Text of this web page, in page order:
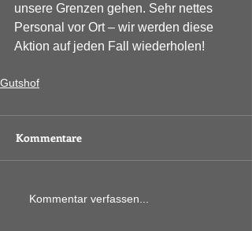
unsere Grenzen gehen. Sehr nettes
Personal vor Ort – wir werden diese
Aktion auf jeden Fall wiederholen!
Gutshof
Kommentare
Kommentar verfassen...